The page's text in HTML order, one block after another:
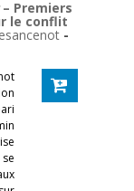
– Premiers
le conflit
-